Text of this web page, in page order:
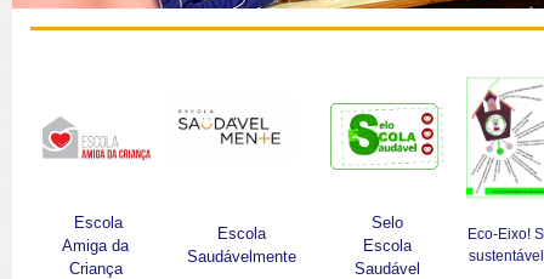
Escola
Amiga da
Criança
Escola
Saudávelmente
Selo
Escola
Saudável
Eco-Eixo!